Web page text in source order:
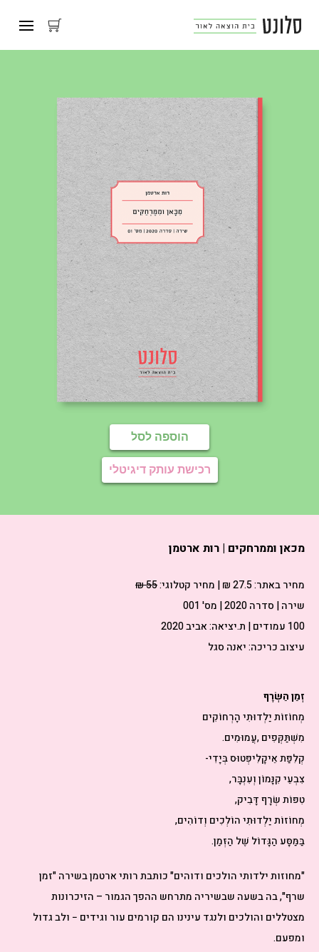
הוספה לסל
רכישת עותק דיגיטלי
מכאן וממרחקים | רות ארטמן
מחיר באתר:27.5 ₪ | מחיר קטלוגי:55 ₪
שירה | סדרה 2020 | מס' 001
100 עמודים | ת.יציאה: אביב 2020
עיצוב כריכה: יאנה סגל
זְמַן‭ ‬הַשְּׂרָף
מְחוֹזוֹת‭ ‬יַלְדוּתִי‭ ‬הָרְחוֹקִים
מִשְׁתַּקְּפִים‭, ‬עֲמוּמִים‭.‬
קְלִפַּת‭ ‬אֵיקָלִיפְּטוּס‭ ‬בְּיָדִי‭ ‬‮-
צִבְעֵי‭ ‬קִנָּמוֹן‭ ‬וְעִנְבָּר‭,‬
טִפּוֹת‭ ‬שְׂרָף‭ ‬דָּבִיק‭,‬
מְחוֹזוֹת‭ ‬יַלְדוּתִי‭ ‬הוֹלְכִים‭ ‬וְדוֹהִים‭,‬
בַּמַּסָּע‭ ‬הַגָּדוֹל‭ ‬שֶׁל‭ ‬הַזְּמַן‭.‬
"מחוזות ילדותי הולכים ודוהים" כותבת רותי ארטמן בשירה "זמן
שרף", בה בשעה שבשיריה מתרחש ההפך הגמור – הזיכרונות
מצטללים והולכים ולנגד עינינו הם קורמים עור וגידים − ולב גדול
ומפעם.